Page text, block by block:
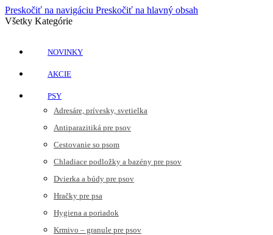
Preskočiť na navigáciu Preskočiť na hlavný obsah
Všetky Kategórie
NOVINKY
AKCIE
PSY
Adresáre, prívesky, svetielka
Antiparazitiká pre psov
Cestovanie so psom
Chladiace podložky a bazény pre psov
Dvierka a búdy pre psov
Hračky pre psa
Hygiena a poriadok
Krmivo – granule pre psov